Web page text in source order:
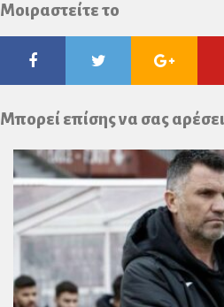
Μοιραστείτε το
FacebookTwitter Google
Plus
Μπορεί επίσης να σας αρέσει